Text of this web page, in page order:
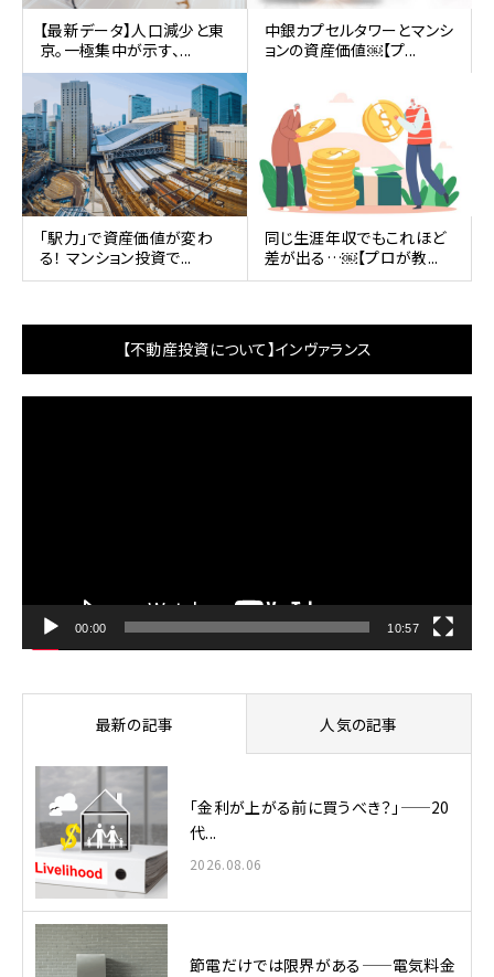
【最新データ】人口減少と東
京。一極集中が示す、...
中銀カプセルタワーとマンシ
ョンの資産価値￼【プ...
｢駅力｣で資産価値が変わ
る！ マンション投資で...
同じ生涯年収でもこれほど
差が出る…￼【プロが教...
【不動産投資について】インヴァランス
00:00 10:57
最新の記事 人気の記事
「金利が上がる前に買うべき？」——20
代...
2026.08.06
節電だけでは限界がある——電気料金